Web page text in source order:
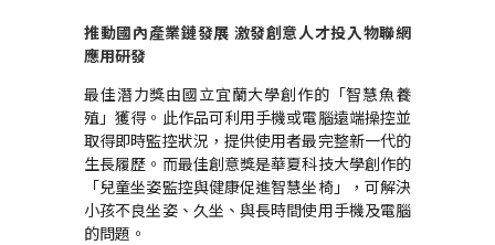
推動國內產業鏈發展 激發創意人才投入物聯網
應用研發
最佳潛力獎由國立宜蘭大學創作的「智慧魚養
殖」獲得。此作品可利用手機或電腦遠端操控並
取得即時監控狀況，提供使用者最完整新一代的
生長履歷。而最佳創意獎是華夏科技大學創作的
「兒童坐姿監控與健康促進智慧坐椅」，可解決
小孩不良坐姿、久坐、與長時間使用手機及電腦
的問題。